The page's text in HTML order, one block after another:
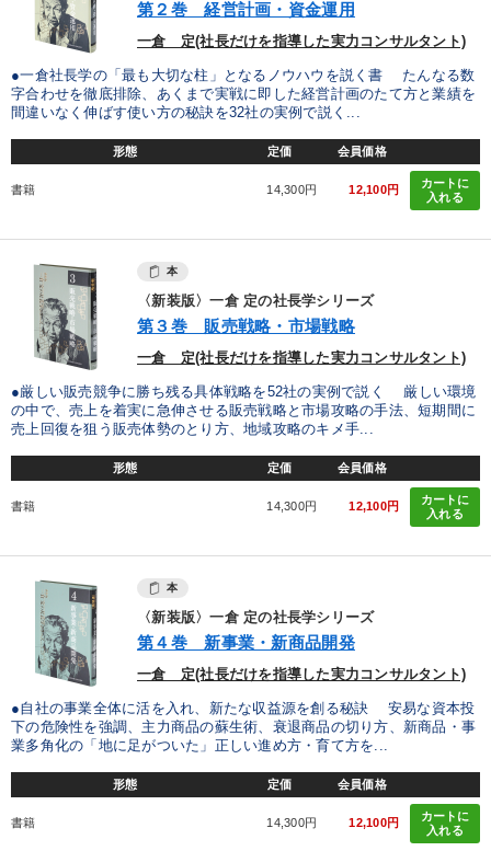
第２巻 経営計画・資金運用
一倉 定(社長だけを指導した実力コンサルタント)
●一倉社長学の「最も大切な柱」となるノウハウを説く書 たんなる数
字合わせを徹底排除、あくまで実戦に即した経営計画のたて方と業績を
間違いなく伸ばす使い方の秘訣を32社の実例で説く...
形態 定価 会員価格
書籍 14,300円 12,100円
カートに
入れる
本
〈新装版〉一倉 定の社長学シリーズ
第３巻 販売戦略・市場戦略
一倉 定(社長だけを指導した実力コンサルタント)
●厳しい販売競争に勝ち残る具体戦略を52社の実例で説く 厳しい環境
の中で、売上を着実に急伸させる販売戦略と市場攻略の手法、短期間に
売上回復を狙う販売体勢のとり方、地域攻略のキメ手...
形態 定価 会員価格
書籍 14,300円 12,100円
カートに
入れる
本
〈新装版〉一倉 定の社長学シリーズ
第４巻 新事業・新商品開発
一倉 定(社長だけを指導した実力コンサルタント)
●自社の事業全体に活を入れ、新たな収益源を創る秘訣 安易な資本投
下の危険性を強調、主力商品の蘇生術、衰退商品の切り方、新商品・事
業多角化の「地に足がついた」正しい進め方・育て方を...
形態 定価 会員価格
書籍 14,300円 12,100円
カートに
入れる